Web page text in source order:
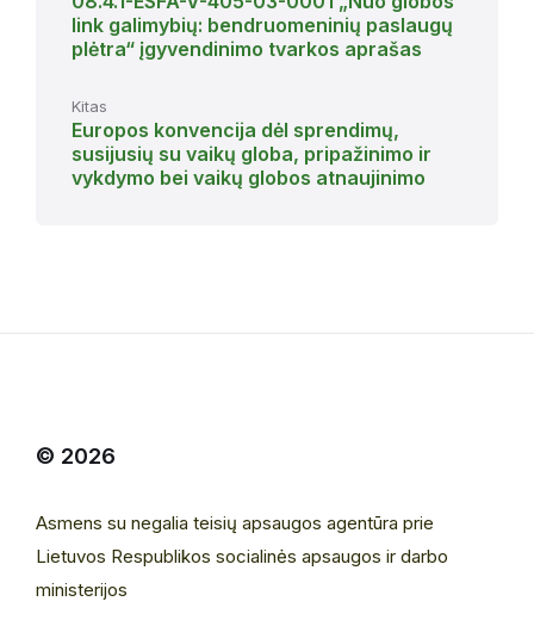
link galimybių: bendruomeninių paslaugų
plėtra“ įgyvendinimo tvarkos aprašas
Kitas
Europos konvencija dėl sprendimų,
susijusių su vaikų globa, pripažinimo ir
vykdymo bei vaikų globos atnaujinimo
© 2026
Asmens su negalia teisių apsaugos agentūra prie
Lietuvos Respublikos socialinės apsaugos ir darbo
ministerijos